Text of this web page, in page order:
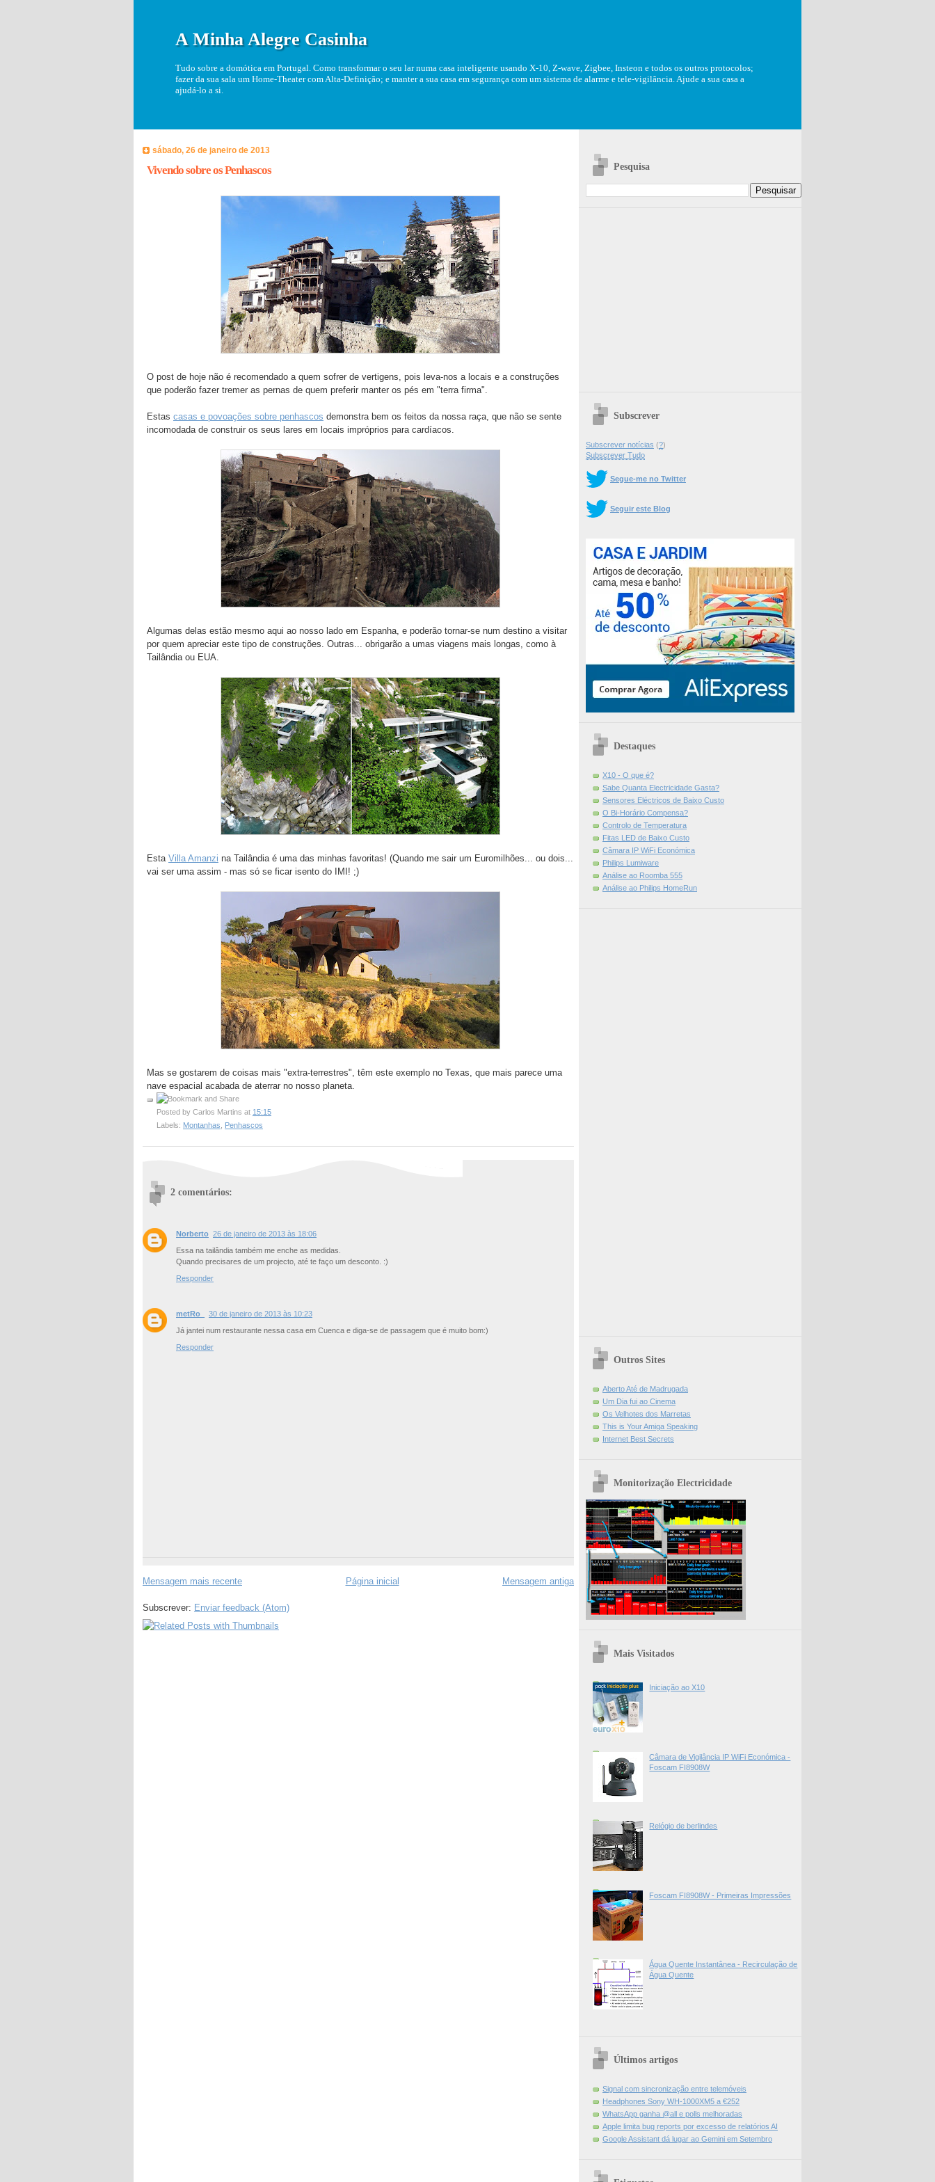
A Minha Alegre Casinha
Tudo sobre a domótica em Portugal. Como transformar o seu lar numa casa inteligente usando X-10, Z-wave, Zigbee, Insteon e todos os outros protocolos;
fazer da sua sala um Home-Theater com Alta-Definição; e manter a sua casa em segurança com um sistema de alarme e tele-vigilância. Ajude a sua casa a
ajudá-lo a si.
sábado, 26 de janeiro de 2013
Vivendo sobre os Penhascos
O post de hoje não é recomendado a quem sofrer de vertigens, pois leva-nos a locais e a construções
que poderão fazer tremer as pernas de quem preferir manter os pés em "terra firma".
Estas casas e povoações sobre penhascos demonstra bem os feitos da nossa raça, que não se sente
incomodada de construir os seus lares em locais impróprios para cardíacos.
Algumas delas estão mesmo aqui ao nosso lado em Espanha, e poderão tornar-se num destino a visitar
por quem apreciar este tipo de construções. Outras... obrigarão a umas viagens mais longas, como à
Tailândia ou EUA.
Esta Villa Amanzi na Tailândia é uma das minhas favoritas! (Quando me sair um Euromilhões... ou dois...
vai ser uma assim - mas só se ficar isento do IMI! ;)
Mas se gostarem de coisas mais "extra-terrestres", têm este exemplo no Texas, que mais parece uma
nave espacial acabada de aterrar no nosso planeta.
Posted by Carlos Martins at 15:15
Labels: Montanhas, Penhascos
2 comentários:
Norberto 26 de janeiro de 2013 às 18:06
Essa na tailândia também me enche as medidas.
Quando precisares de um projecto, até te faço um desconto. :)
Responder
metRo_
30 de janeiro de 2013 às 10:23
Já jantei num restaurante nessa casa em Cuenca e diga-se de passagem que é muito bom:)
Responder
Mensagem mais recente Mensagem antiga
Página inicial
Subscrever: Enviar feedback (Atom)
Pesquisa
Subscrever
Subscrever notícias (?)
Subscrever Tudo
Segue-me no Twitter
Seguir este Blog
Destaques
X10 - O que é?
Sabe Quanta Electricidade Gasta?
Sensores Eléctricos de Baixo Custo
O Bi-Horário Compensa?
Controlo de Temperatura
Fitas LED de Baixo Custo
Câmara IP WiFi Económica
Philips Lumiware
Análise ao Roomba 555
Análise ao Philips HomeRun
Outros Sites
Aberto Até de Madrugada
Um Dia fui ao Cinema
Os Velhotes dos Marretas
This is Your Amiga Speaking
Internet Best Secrets
Monitorização Electricidade
Mais Visitados
Iniciação ao X10
Câmara de Vigilância IP WiFi Económica -
Foscam FI8908W
Relógio de berlindes
Foscam FI8908W - Primeiras Impressões
Água Quente Instantânea - Recirculação de
Água Quente
Últimos artigos
Signal com sincronização entre telemóveis
Headphones Sony WH-1000XM5 a €252
WhatsApp ganha @all e polls melhoradas
Apple limita bug reports por excesso de relatórios AI
Google Assistant dá lugar ao Gemini em Setembro